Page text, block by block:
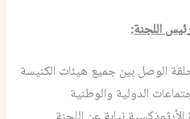
اللجنة:
الوصل بين جميع هيئات الكنيسة
الدولية والوطنية